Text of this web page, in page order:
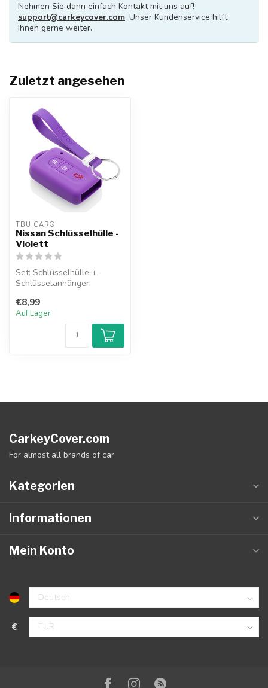
Nehmen Sie dann einfach Kontakt mit uns auf!
support@carkeycover.com. Unser Kundenservice hilft
Ihnen gerne weiter.
Zuletzt angesehen
TBU CAR®
Nissan Schlüsselhülle -
Violett
Set: Schlüsselhülle +
Schlüsselanhänger
€8,99
Auf Lager
CarkeyCover.com
For almost all brands of car
Kategorien
Informationen
Mein Konto
€